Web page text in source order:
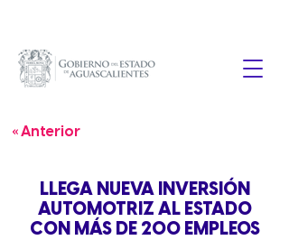
« Anterior
LLEGA NUEVA INVERSIÓN
AUTOMOTRIZ AL ESTADO
CON MÁS DE 200 EMPLEOS